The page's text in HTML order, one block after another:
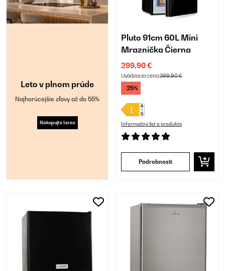
Leto v plnom prúde
Najhorúcejšie zľavy až do 55%
Nakupujte teraz
Pluto 91cm 60L Mini
Mraznička Čierna
299,90 €
Uvádzacia cena:399,90 €
-25%
Informačný list o produkte
Podrobnosti